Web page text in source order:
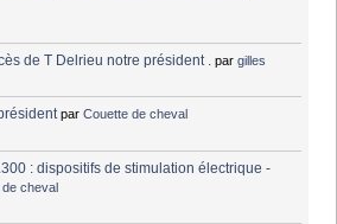
de T Delrieu notre président . pargilles
parCouette de cheval
: dispositifs de stimulation électrique -
cheval